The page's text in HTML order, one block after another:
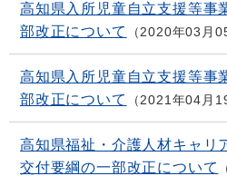
高知県入所児童自立支援等事
部改正について
2020年03月
高知県入所児童自立支援等事
部改正について
2021年04月
高知県福祉・介護人材キャリ
交付要綱の一部改正について